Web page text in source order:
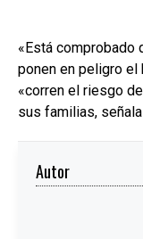
«Está
ponen en peligro
«corren el riesgo
sus familias,
Autor